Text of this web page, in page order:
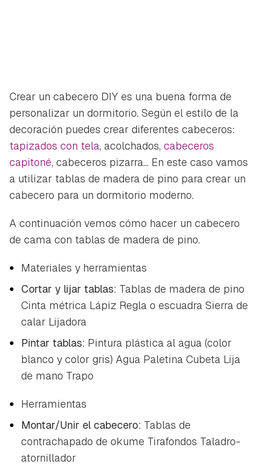
Crear un cabecero DIY es una buena forma de
personalizar un dormitorio. Según el estilo de la
decoración puedes crear diferentes cabeceros:
tapizados con tela, acolchados, cabeceros
capitoné, cabeceros pizarra... En este caso vamos
a utilizar tablas de madera de pino para crear un
cabecero para un dormitorio moderno.
A continuación vemos cómo hacer un cabecero
de cama con tablas de madera de pino.
Materiales y herramientas
Cortar y lijar tablas: Tablas de madera de pino
Cinta métrica Lápiz Regla o escuadra Sierra de
calar Lijadora
Pintar tablas: Pintura plástica al agua (color
blanco y color gris) Agua Paletina Cubeta Lija
de mano Trapo
Herramientas
Montar/Unir el cabecero: Tablas de
contrachapado de okume Tirafondos Taladro-
atornillador